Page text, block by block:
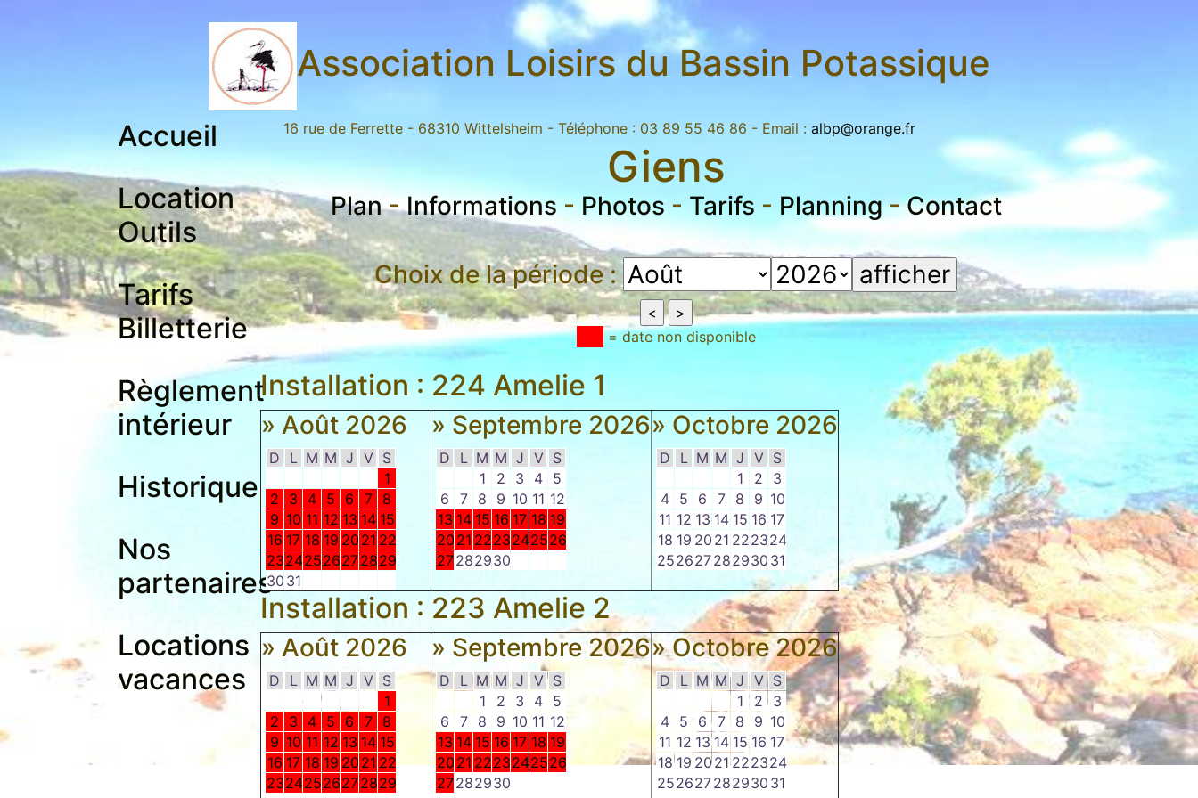
Association Loisirs du Bassin Potassique
16 rue de Ferrette - 68310 Wittelsheim - Téléphone : 03 89 55 46 86 - Email : albp@orange.fr
Accueil
Location
Outils
Tarifs
Billetterie
Règlement
intérieur
Historique
Nos
partenaires
Locations
vacances
Giens
Plan-Informations-Photos - Tarifs - Planning-Contact
Choix de la période :
= date non disponible
Installation : 224 Amelie 1
» Août 2026
D L M M J V S
1
2
3 4 5 6 7
8
9 10 11 12 13 14 15
16 17 18 19 20 21 22
23242526272829
30 31
» Septembre 2026
D L M M J V S
1
2 3 4 5
6
7 8 9 10 11 12
13 14 15 16 17 18 19
20 21 2223242526
27282930
» Octobre 2026
D L M M J V S
1
2
3
4 5 6 7 8 9 10
11 12 13 14 15 16 17
18 19 20 21 222324
252627282930 31
Installation : 223 Amelie 2
» Août 2026
D L M M J V S
1
2
3 4 5 6 7
8
9 10 11 12 13 14 15
16 17 18 19 2021 22
23242526272829
» Septembre 2026
D L M M J V S
1
2 3 4 5
6
7 8 9 10 11 12
13 14 15 16 17 18 19
20 21 2223242526
27282930
» Octobre 2026
D L M M J V S
1
2
3
4 5 6 7 8 9 10
11 12 13 14 15 16 17
18 19 2021 222324
252627282930 31